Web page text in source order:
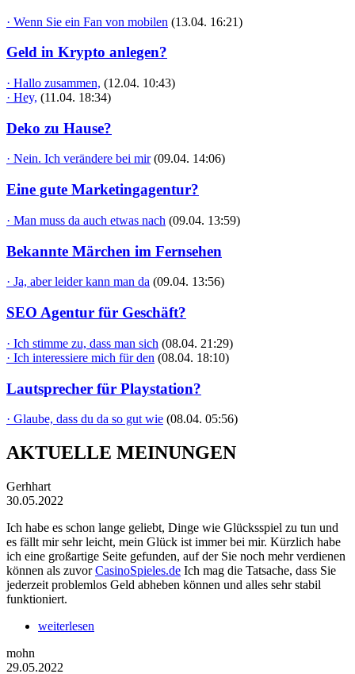
· Wenn Sie ein Fan von mobilen (13.04. 16:21)
Geld in Krypto anlegen?
· Hallo zusammen, (12.04. 10:43)
· Hey, (11.04. 18:34)
Deko zu Hause?
· Nein. Ich verändere bei mir (09.04. 14:06)
Eine gute Marketingagentur?
· Man muss da auch etwas nach (09.04. 13:59)
Bekannte Märchen im Fernsehen
· Ja, aber leider kann man da (09.04. 13:56)
SEO Agentur für Geschäft?
· Ich stimme zu, dass man sich (08.04. 21:29)
· Ich interessiere mich für den (08.04. 18:10)
Lautsprecher für Playstation?
· Glaube, dass du da so gut wie (08.04. 05:56)
AKTUELLE MEINUNGEN
Gerhhart
30.05.2022
Ich habe es schon lange geliebt, Dinge wie Glücksspiel zu tun und
es fällt mir sehr leicht, mein Glück ist immer bei mir. Kürzlich habe
ich eine großartige Seite gefunden, auf der Sie noch mehr verdienen
können als zuvorCasinoSpieles.de Ich mag die Tatsache, dass Sie
jederzeit problemlos Geld abheben können und alles sehr stabil
funktioniert.
weiterlesen
mohn
29.05.2022